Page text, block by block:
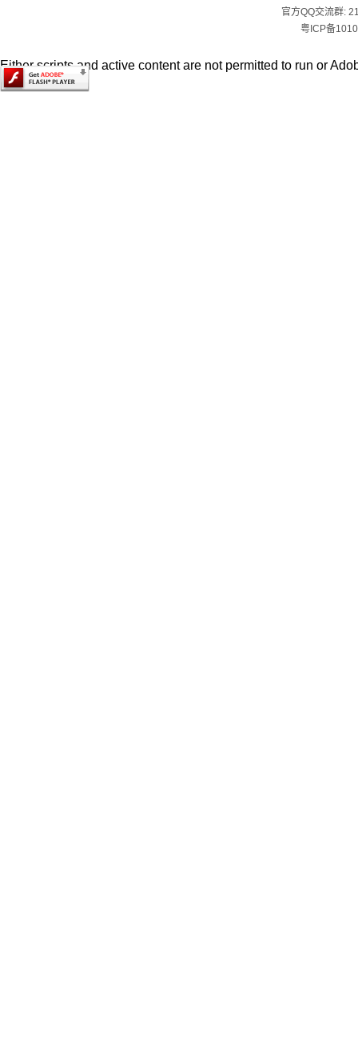
官方QQ交流群:
粤ICP备
Either scripts and active content are not permitted to run or